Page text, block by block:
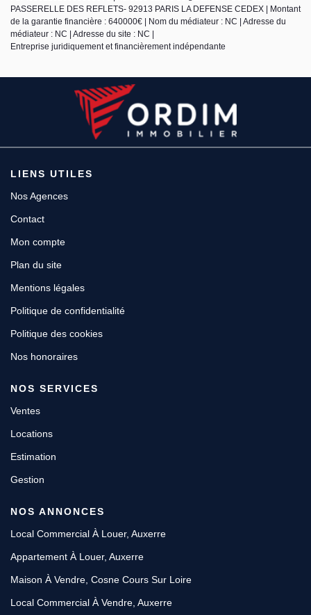
PASSERELLE DES REFLETS- 92913 PARIS LA DEFENSE CEDEX | Montant
de la garantie financière : 640000€ | Nom du médiateur : NC | Adresse du
médiateur : NC | Adresse du site : NC |
Entreprise juridiquement et financièrement indépendante
LIENS UTILES
Nos Agences
Contact
Mon compte
Plan du site
Mentions légales
Politique de confidentialité
Politique des cookies
Nos honoraires
NOS SERVICES
Ventes
Locations
Estimation
Gestion
NOS ANNONCES
Local Commercial À Louer, Auxerre
Appartement À Louer, Auxerre
Maison À Vendre, Cosne Cours Sur Loire
Local Commercial À Vendre, Auxerre